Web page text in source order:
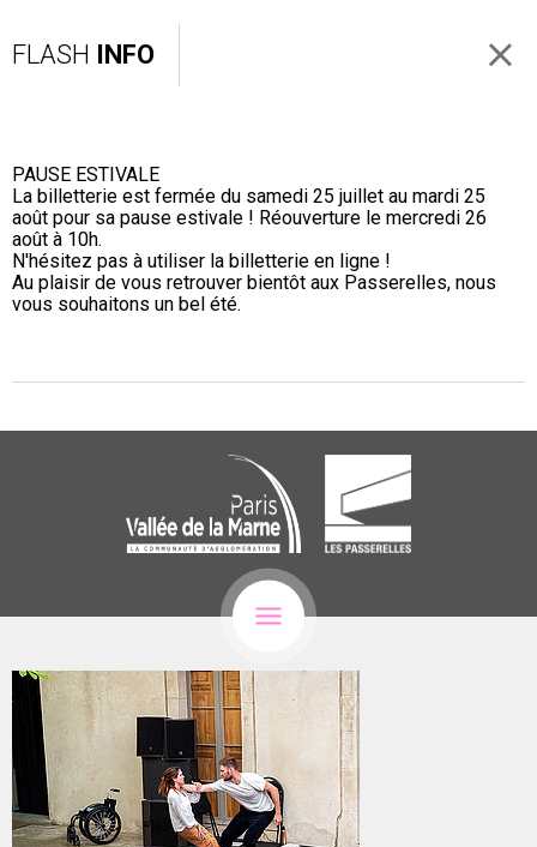
FLASH INFO
PAUSE ESTIVALE
La billetterie est fermée du samedi 25 juillet au mardi 25
août pour sa pause estivale ! Réouverture le mercredi 26
août à 10h.
N'hésitez pas à utiliser la billetterie en ligne !
Au plaisir de vous retrouver bientôt aux Passerelles, nous
vous souhaitons un bel été.